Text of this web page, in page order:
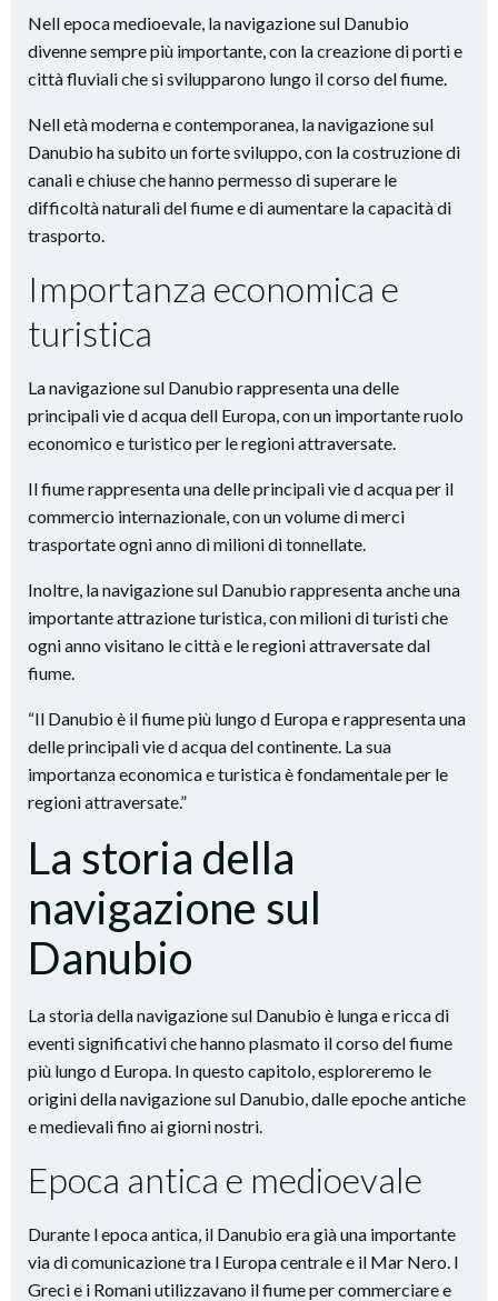
Nell epoca medioevale, la navigazione sul Danubio
divenne sempre più importante, con la creazione di porti e
città fluviali che si svilupparono lungo il corso del fiume.
Nell età moderna e contemporanea, la navigazione sul
Danubio ha subito un forte sviluppo, con la costruzione di
canali e chiuse che hanno permesso di superare le
difficoltà naturali del fiume e di aumentare la capacità di
trasporto.
Importanza economica e
turistica
La navigazione sul Danubio rappresenta una delle
principali vie d acqua dell Europa, con un importante ruolo
economico e turistico per le regioni attraversate.
Il fiume rappresenta una delle principali vie d acqua per il
commercio internazionale, con un volume di merci
trasportate ogni anno di milioni di tonnellate.
Inoltre, la navigazione sul Danubio rappresenta anche una
importante attrazione turistica, con milioni di turisti che
ogni anno visitano le città e le regioni attraversate dal
fiume.
“Il Danubio è il fiume più lungo d Europa e rappresenta una
delle principali vie d acqua del continente. La sua
importanza economica e turistica è fondamentale per le
regioni attraversate.”
La storia della
navigazione sul
Danubio
La storia della navigazione sul Danubio è lunga e ricca di
eventi significativi che hanno plasmato il corso del fiume
più lungo d Europa. In questo capitolo, esploreremo le
origini della navigazione sul Danubio, dalle epoche antiche
e medievali fino ai giorni nostri.
Epoca antica e medioevale
Durante l epoca antica, il Danubio era già una importante
via di comunicazione tra l Europa centrale e il Mar Nero. I
Greci e i Romani utilizzavano il fiume per commerciare e